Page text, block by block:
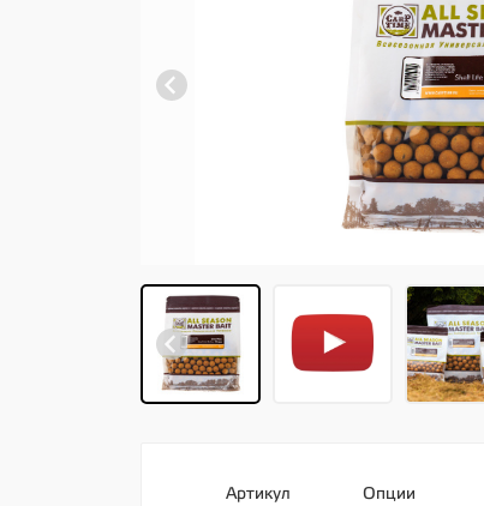
Артикул Опции